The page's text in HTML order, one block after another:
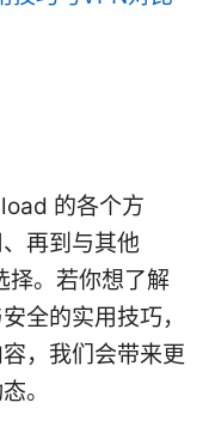
的各个方
再到与其他
择。若你想了解
全的实用技巧，
，我们会带来更
。